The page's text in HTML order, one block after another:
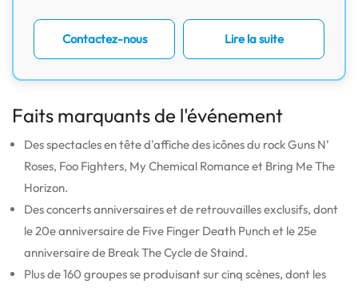
Contactez-nous Lire la suite
Faits marquants de l'événement
Des spectacles en tête d'affiche des icônes du rock Guns N’
Roses, Foo Fighters, My Chemical Romance et Bring Me The
Horizon.
Des concerts anniversaires et de retrouvailles exclusifs, dont
le 20e anniversaire de Five Finger Death Punch et le 25e
anniversaire de Break The Cycle de Staind.
Plus de 160 groupes se produisant sur cinq scènes, dont les